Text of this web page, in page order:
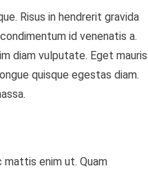
Risus in hendrerit gravida
id venenatis a.
diam vulputate. Eget mauris
quisque egestas diam.
mattis enim ut. Quam